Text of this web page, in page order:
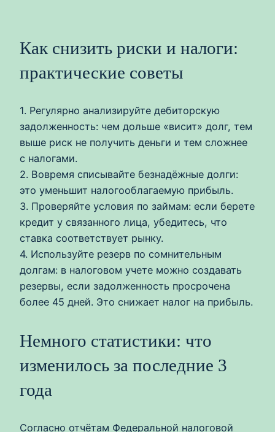
Как снизить риски и налоги:
практические советы
1. Регулярно анализируйте дебиторскую
задолженность: чем дольше «висит» долг, тем
выше риск не получить деньги и тем сложнее
с налогами.
2. Вовремя списывайте безнадёжные долги:
это уменьшит налогооблагаемую прибыль.
3. Проверяйте условия по займам: если берете
кредит у связанного лица, убедитесь, что
ставка соответствует рынку.
4. Используйте резерв по сомнительным
долгам: в налоговом учете можно создавать
резервы, если задолженность просрочена
более 45 дней. Это снижает налог на прибыль.
Немного статистики: что
изменилось за последние 3
года
Согласно отчётам Федеральной налоговой